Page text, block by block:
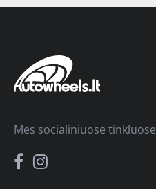
Mes socialiniuose tinkluose